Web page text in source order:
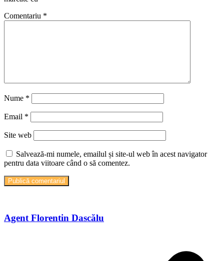
Comentariu *
Nume *
Email *
Site web
Salvează-mi numele, emailul și site-ul web în acest navigator
pentru data viitoare când o să comentez.
Agent Florentin Dascălu